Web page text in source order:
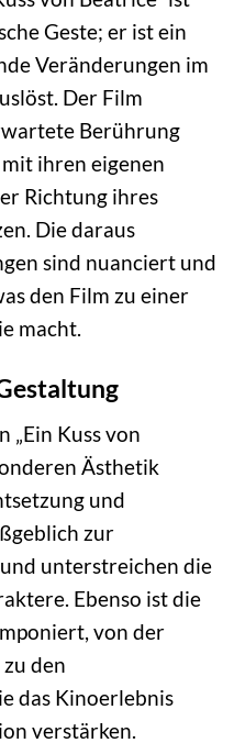
Geste; er ist ein
Veränderungen im
Der Film
Berührung
ihren eigenen
Richtung ihres
Die daraus
sind nuanciert und
den Film zu einer
macht.
„Ein Kuss von
Ästhetik
und
zur
unterstreichen die
Ebenso ist die
von der
den
das Kinoerlebnis
verstärken.